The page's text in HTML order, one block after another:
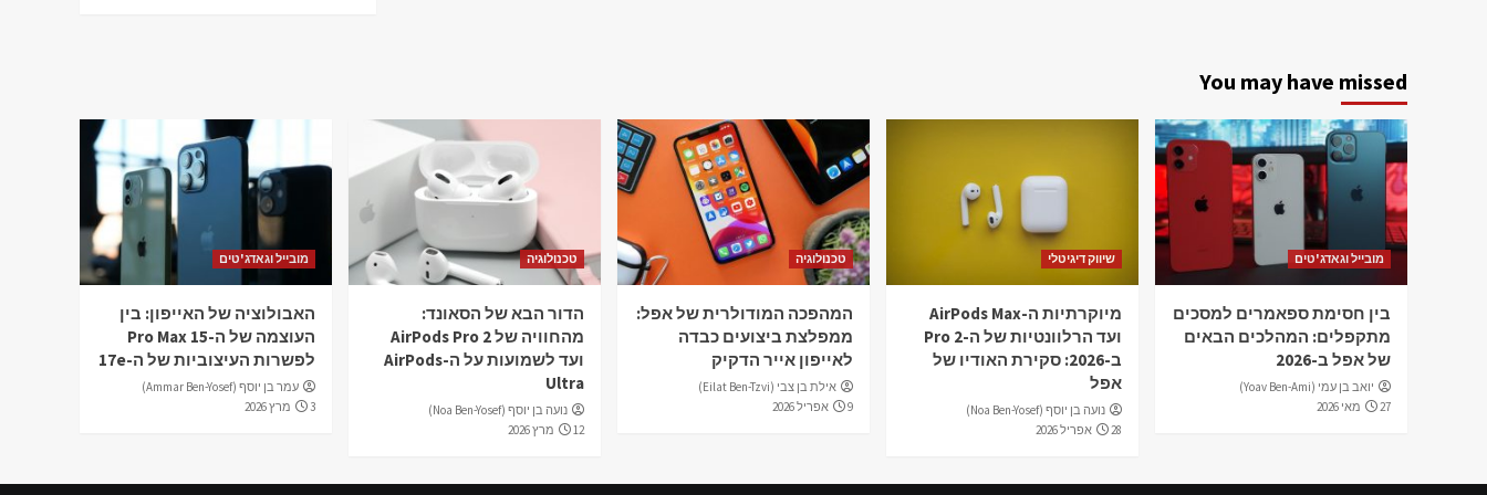
You may have missed
מובייל וגאדג'טים
בין חסימת ספאמרים למסכים
מתקפלים: המהלכים הבאים
של אפל ב-2026
יואב בן עמי (Yoav Ben-Ami)
27 מאי 2026
שיווק דיגיטלי
מיוקרתיות ה-AirPods Max
ועד הרלוונטיות של ה-Pro 2
ב-2026: סקירת האודיו של
אפל
נועה בן יוסף (Noa Ben-Yosef)
28 אפריל 2026
טכנולוגיה
המהפכה המודולרית של אפל:
ממפלצת ביצועים כבדה
לאייפון אייר הדקיק
אילת בן צבי (Eilat Ben-Tzvi)
9 אפריל 2026
טכנולוגיה
הדור הבא של הסאונד:
מהחוויה של AirPods Pro 2
ועד לשמועות על ה-AirPods
Ultra
נועה בן יוסף (Noa Ben-Yosef)
12 מרץ 2026
מובייל וגאדג'טים
האבולוציה של האייפון: בין
העוצמה של ה-15 Pro Max
לפשרות העיצוביות של ה-17e
עמר בן יוסף (Ammar Ben-Yosef)
3 מרץ 2026